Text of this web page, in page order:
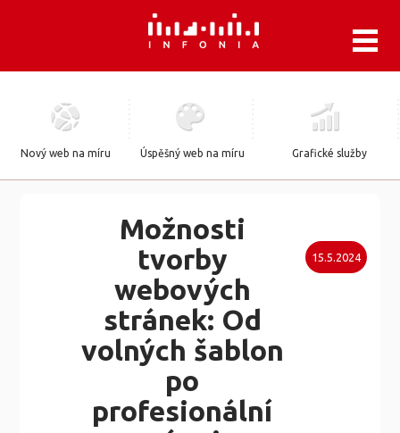
Možnosti
tvorby
webových
stránek: Od
volných šablon
po
profesionální
15.5.2024
Nový web na míru Úspěšný web na míru Grafické služby